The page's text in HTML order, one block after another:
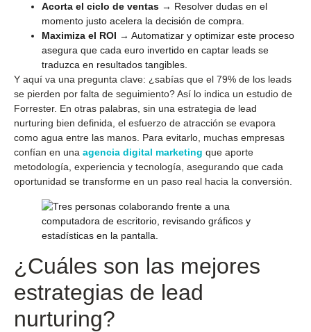
Acorta el ciclo de ventas → Resolver dudas en el
momento justo acelera la decisión de compra.
Maximiza el ROI → Automatizar y optimizar este proceso
asegura que cada euro invertido en captar leads se
traduzca en resultados tangibles.
Y aquí va una pregunta clave: ¿sabías que el 79% de los leads
se pierden por falta de seguimiento? Así lo indica un estudio de
Forrester. En otras palabras, sin una estrategia de lead
nurturing bien definida, el esfuerzo de atracción se evapora
como agua entre las manos. Para evitarlo, muchas empresas
confían en una agencia digital marketing que aporte
metodología, experiencia y tecnología, asegurando que cada
oportunidad se transforme en un paso real hacia la conversión.
¿Cuáles son las mejores
estrategias de lead
nurturing?